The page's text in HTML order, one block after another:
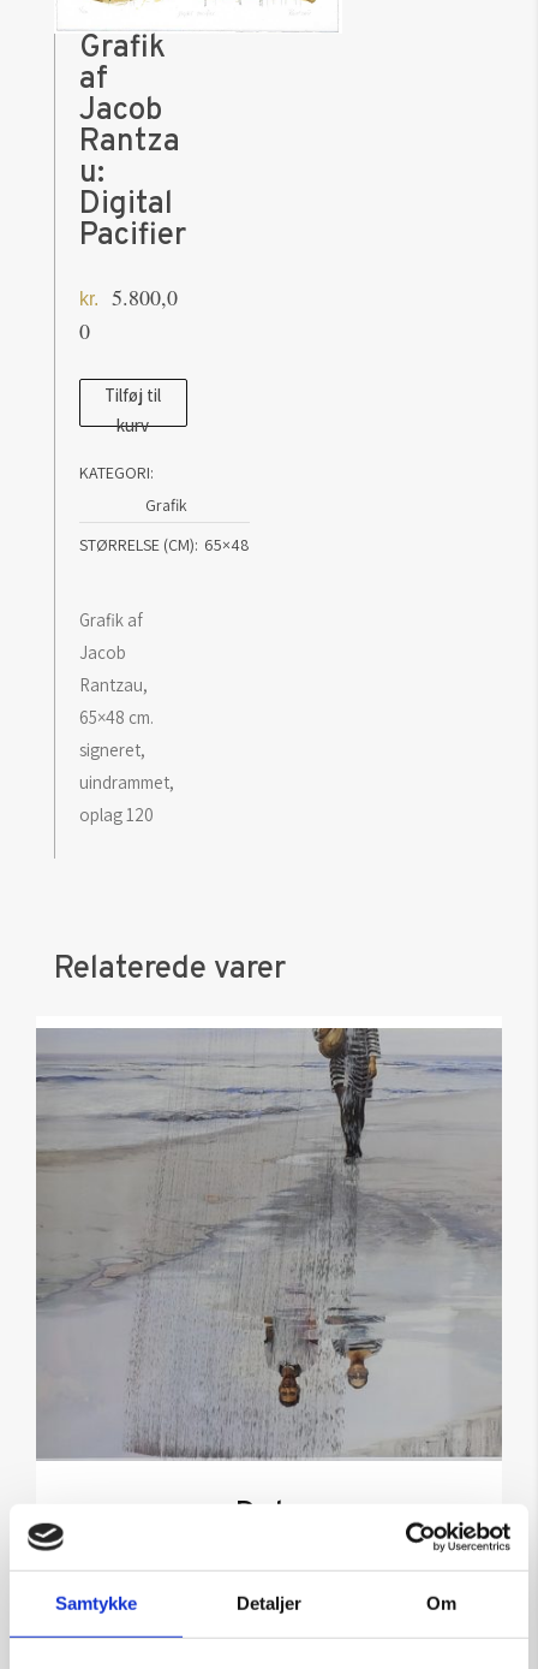
Samtykke Detaljer Om
Grafik
af
Jacob
Rantza
u:
Digital
Pacifier
kr.
5.800,0
0
Grafik
af
Digital
Pacifier
Tilføj til
kurv
KATEGORI:
Grafik
STØRRELSE (CM) 65×48
Grafik af
Jacob
Rantzau,
65×48 cm.
signeret,
uindrammet,
oplag 120
Relaterede varer
Date
Størrelse:
kr.4.950,00